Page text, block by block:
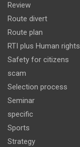
Review
Route divert
Route plan
RTI plus Human rights
Safety for citizens
scam
Selection process
Seminar
specific
Sports
Strategy